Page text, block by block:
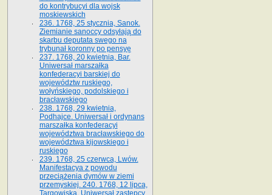
do kontrybucyi dla wojsk
moskiewskich
236. 1768, 25 stycznia, Sanok.
Ziemianie sanoccy odsyłają do
skarbu deputata swego na
trybunał koronny po pensyę
237. 1768, 20 kwietnia, Bar.
Uniwersał marszałka
konfederacyi barskiej do
województw ruskiego,
wołyńskiego, podolskiego i
bracławskiego
238. 1768, 29 kwietnia,
Podhajce. Uniwersał i ordynans
marszałka konfederacyi
województwa bracławskiego do
wo­jewództwa kijowskiego i
ruskiego
239. 1768, 25 czerwca, Lwów.
Manifestacya z powodu
przeciążenia dymów w ziemi
przemyskiej. 240. 1768, 12 lipca,
Targowiska. Uniwersał zastępcy